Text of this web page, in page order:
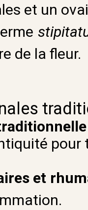
et un
de la fleur.
et